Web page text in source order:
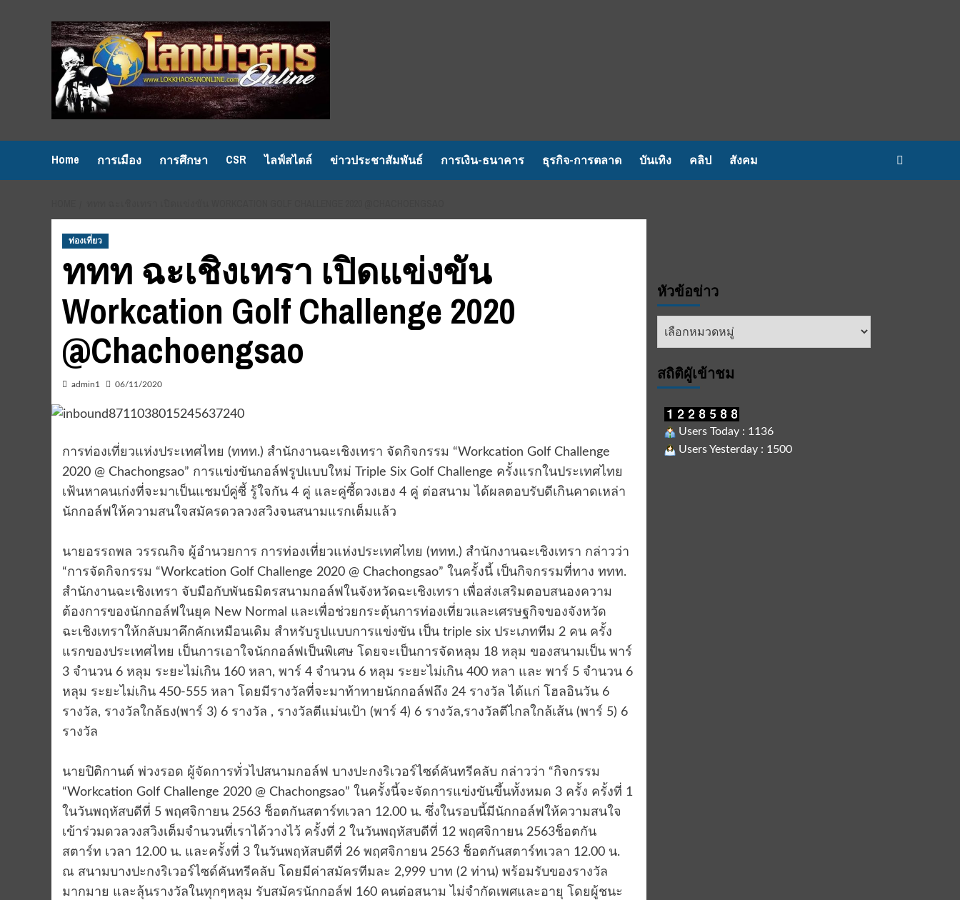
Home การเมือง การศึกษา CSR ไลฟ์สไตล์ ข่าวประชาสัมพันธ์ การเงิน-ธนาคาร ธุรกิจ-การตลาด บันเทิง คลิป สังคม
ท่องเที่ยว
ททท ฉะเชิงเทรา เปิดแข่งขัน
Workcation Golf Challenge 2020
@Chachoengsao
admin1 06/11/2020
การท่องเที่ยวแห่งประเทศไทย (ททท.) สำนักงานฉะเชิงเทรา จัดกิจกรรม “Workcation Golf Challenge
2020 @ Chachongsao” การแข่งขันกอล์ฟรูปแบบใหม่ Triple Six Golf Challenge ครั้งแรกในประเทศไทย
เฟ้นหาคนเก่งที่จะมาเป็นแชมป์คู่ซี้ รู้ใจกัน 4 คู่ และคู่ซี้ดวงเฮง 4 คู่ ต่อสนาม ได้ผลตอบรับดีเกินคาดเหล่า
นักกอล์ฟให้ความสนใจสมัครดวลวงสวิงจนสนามแรกเต็มแล้ว
นายอรรถพล วรรณกิจ ผู้อำนวยการ การท่องเที่ยวแห่งประเทศไทย (ททท.) สำนักงานฉะเชิงเทรา กล่าวว่า
“การจัดกิจกรรม “Workcation Golf Challenge 2020 @ Chachongsao” ในครั้งนี้ เป็นกิจกรรมที่ทาง ททท.
สำนักงานฉะเชิงเทรา จับมือกับพันธมิตรสนามกอล์ฟในจังหวัดฉะเชิงเทรา เพื่อส่งเสริมตอบสนองความ
ต้องการของนักกอล์ฟในยุค New Normal และเพื่อช่วยกระตุ้นการท่องเที่ยวและเศรษฐกิจของจังหวัด
ฉะเชิงเทราให้กลับมาคึกคักเหมือนเดิม สำหรับรูปแบบการแข่งขัน เป็น triple six ประเภททีม 2 คน ครั้ง
แรกของประเทศไทย เป็นการเอาใจนักกอล์ฟเป็นพิเศษ โดยจะเป็นการจัดหลุม 18 หลุม ของสนามเป็น พาร์
3 จำนวน 6 หลุม ระยะไม่เกิน 160 หลา, พาร์ 4 จำนวน 6 หลุม ระยะไม่เกิน 400 หลา และ พาร์ 5 จำนวน 6
หลุม ระยะไม่เกิน 450-555 หลา โดยมีรางวัลที่จะมาท้าทายนักกอล์ฟถึง 24 รางวัล ได้แก่ โฮลอินวัน 6
รางวัล, รางวัลใกล้ธง(พาร์ 3) 6 รางวัล , รางวัลตีแม่นเป้า (พาร์ 4) 6 รางวัล,รางวัลตีไกลใกล้เส้น (พาร์ 5) 6
รางวัล
นายปิติกานต์ พ่วงรอด ผู้จัดการทั่วไปสนามกอล์ฟ บางปะกงริเวอร์ไซด์คันทรีคลับ กล่าวว่า “กิจกรรม
“Workcation Golf Challenge 2020 @ Chachongsao” ในครั้งนี้จะจัดการแข่งขันขึ้นทั้งหมด 3 ครั้ง ครั้งที่ 1
ในวันพฤหัสบดีที่ 5 พฤศจิกายน 2563 ช็อตกันสตาร์ทเวลา 12.00 น. ซึ่งในรอบนี้มีนักกอล์ฟให้ความสนใจ
เข้าร่วมดวลวงสวิงเต็มจำนวนที่เราได้วางไว้ ครั้งที่ 2 ในวันพฤหัสบดีที่ 12 พฤศจิกายน 2563ช็อตกัน
สตาร์ท เวลา 12.00 น. และครั้งที่ 3 ในวันพฤหัสบดีที่ 26 พฤศจิกายน 2563 ช็อตกันสตาร์ทเวลา 12.00 น.
ณ สนามบางปะกงริเวอร์ไซด์คันทรีคลับ โดยมีค่าสมัครทีมละ 2,999 บาท (2 ท่าน) พร้อมรับของรางวัล
มากมาย และลุ้นรางวัลในทุกๆหลุม รับสมัครนักกอล์ฟ 160 คนต่อสนาม ไม่จำกัดเพศและอายุ โดยผู้ชนะ
หัวข้อข่าว
หัวข้อ
สถิติผูัเข้าชม
Users Today : 1136
Users Yesterday : 1500